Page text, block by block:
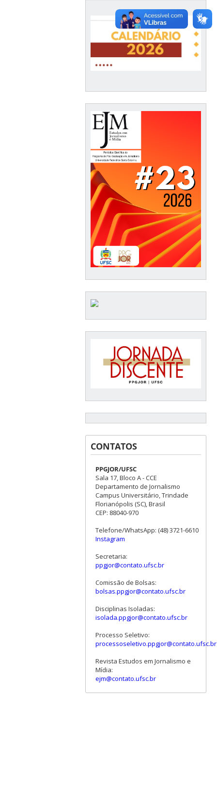
CONTATOS
PPGJOR/UFSC
Sala 17, Bloco A - CCE
Departamento de Jornalismo
Campus Universitário, Trindade
Florianópolis (SC), Brasil
CEP: 88040-970
Telefone/WhatsApp: (48) 3721-6610
Instagram
Secretaria:
ppgjor@contato.ufsc.br
Comissão de Bolsas:
bolsas.ppgjor@contato.ufsc.br
Disciplinas Isoladas:
isolada.ppgjor@contato.ufsc.br
Processo Seletivo:
processoseletivo.ppgjor@contato.ufsc.br
Revista Estudos em Jornalismo e
Mídia:
ejm@contato.ufsc.br